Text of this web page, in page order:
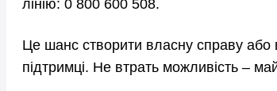
лінію: 0 800 600 508.
Це шанс створити власну справу або
підтримці. Не втрать можливість –